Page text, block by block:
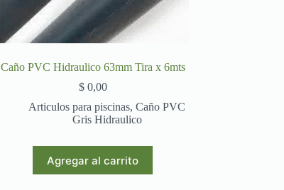
Caño PVC Hidraulico 63mm Tira x 6mts
$0,00
Articulos para piscinas,Caño PVC
Gris Hidraulico
Agregar al carrito